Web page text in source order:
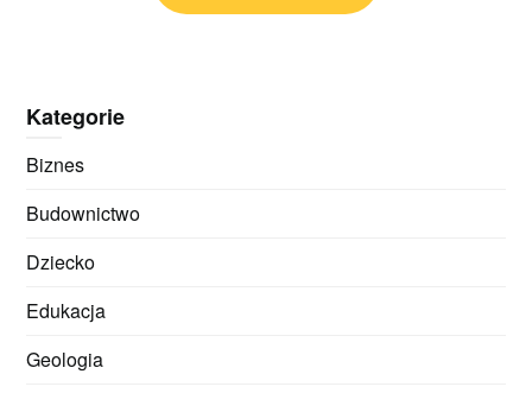
Kategorie
Biznes
Budownictwo
Dziecko
Edukacja
Geologia